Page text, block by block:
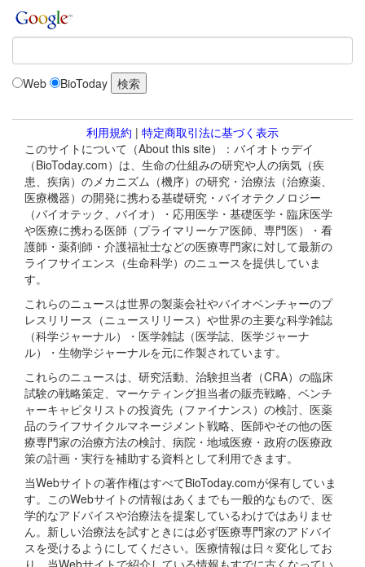
Web BioToday
利用規約 | 特定商取引法に基づく表示
このサイトについて（About this site）：バイオトゥデイ
（BioToday.com）は、生命の仕組みの研究や人の病気（疾
患、疾病）のメカニズム（機序）の研究・治療法（治療薬、
医療機器）の開発に携わる基礎研究・バイオテクノロジー
（バイオテック、バイオ）・応用医学・基礎医学・臨床医学
や医療に携わる医師（プライマリーケア医師、専門医）・看
護師・薬剤師・介護福祉士などの医療専門家に対して最新の
ライフサイエンス（生命科学）のニュースを提供していま
す。
これらのニュースは世界の製薬会社やバイオベンチャーのプ
レスリリース（ニュースリリース）や世界の主要な科学雑誌
（科学ジャーナル）・医学雑誌（医学誌、医学ジャーナ
ル）・生物学ジャーナルを元に作製されています。
これらのニュースは、研究活動、治験担当者（CRA）の臨床
試験の戦略策定、マーケティング担当者の販売戦略、ベンチ
ャーキャピタリストの投資先（ファイナンス）の検討、医薬
品のライフサイクルマネージメント戦略、医師やその他の医
療専門家の治療方法の検討、病院・地域医療・政府の医療政
策の計画・実行を補助する資料として利用できます。
当Webサイトの著作権はすべてBioToday.comが保有していま
す。このWebサイトの情報はあくまでも一般的なもので、医
学的なアドバイスや治療法を提案しているわけではありませ
ん。新しい治療法を試すときには必ず医療専門家のアドバイ
スを受けるようにしてください。医療情報は日々変化してお